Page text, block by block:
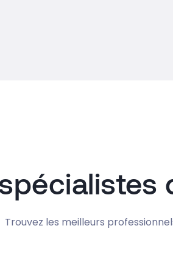
Trouvez les meilleurs